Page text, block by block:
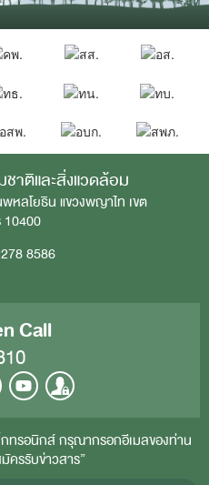
าติและสิ่งแวดล้อม
ลโยธิน แขวงพญาไท เขต
8586
Call
ทรอนิกส์ กรุณากรอกอีเมลของท่าน
ครรับข่าวสาร”